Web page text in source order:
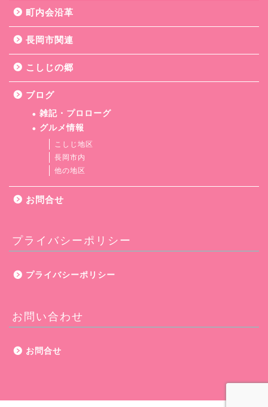
町内会沿革
長岡市関連
こしじの郷
ブログ
雑記・プロローグ
グルメ情報
こしじ地区
長岡市内
他の地区
お問合せ
プライバシーポリシー
プライバシーポリシー
お問い合わせ
お問合せ